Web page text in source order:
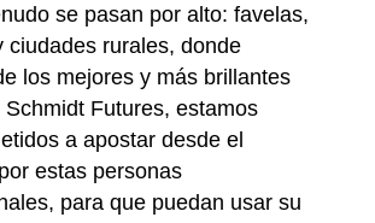
se pasan por alto: favelas,
ciudades rurales, donde
los mejores y más brillantes
Futures, estamos
a apostar desde el
estas personas
para que puedan usar su